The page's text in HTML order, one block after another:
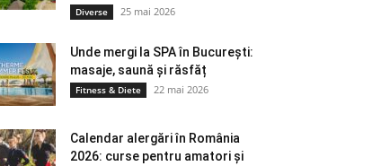
Diverse 25 mai 2026
Unde mergi la SPA în București:
masaje, saună și răsfăț
Fitness & Diete 22 mai 2026
Calendar alergări în România
2026: curse pentru amatori și